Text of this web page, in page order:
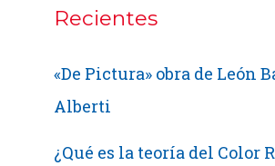
Recientes
«De Pictura» obra de León
Alberti
¿Qué es la teoría del Color